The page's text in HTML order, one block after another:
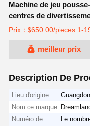
Machine de jeu
centres de
Prix：$650.00/pieces 1-
meilleur prix
Description De
Lieu d'origine
Nom de marque
Numéro de
Le